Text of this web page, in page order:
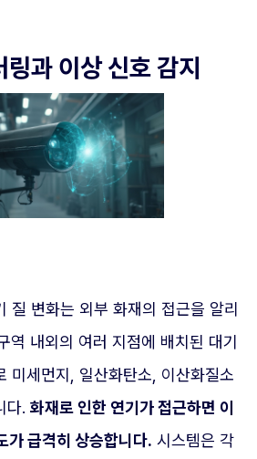
과 이상 신호 감지
질 변화는 외부 화재의 접근을 알리
역 내외의 여러 지점에 배치된 대기
미세먼지, 일산화탄소, 이산화질소
다. 화재로 인한 연기가 접근하면 이
가 급격히 상승합니다. 시스템은 각